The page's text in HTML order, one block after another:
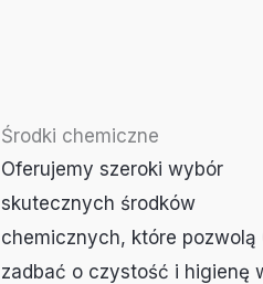
Środki chemiczne
Oferujemy szeroki wybór
skutecznych środków
chemicznych, które pozwolą
zadbać o czystość i higienę